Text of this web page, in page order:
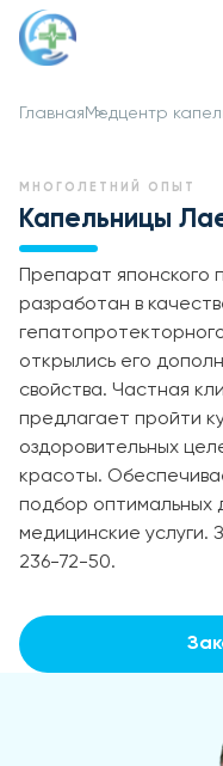
Главная Медцентр
МНОГОЛЕТНИЙ ОПЫТ
Капельницы
Препарат японского
разработан в
открылись его
свойства. Частная
предлагает пройти
оздоровительных
красоты.
подбор оптимальных
медицинские услуги.
236-72-50.